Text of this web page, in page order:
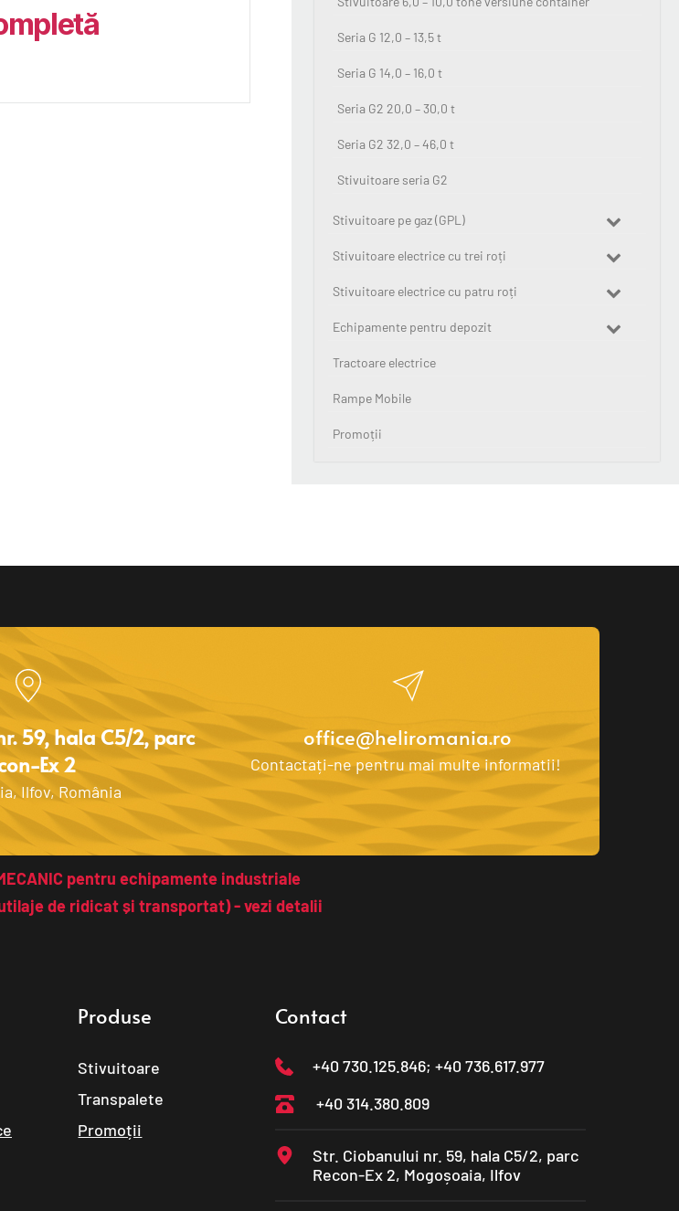
Seria G 12,0 – 13,5 t
Seria G 14,0 – 16,0 t
Seria G2 20,0 – 30,0 t
Seria G2 32,0 – 46,0 t
Stivuitoare seria G2
Stivuitoare pe gaz (GPL)
Stivuitoare electrice cu trei roți
Stivuitoare electrice cu patru roți
Echipamente pentru depozit
Tractoare electrice
Rampe Mobile
Promoții
59, hala C5/2, parc
Ex 2
Ilfov, România
office@heliromania.ro
Contactați-ne pentru mai multe informatii!
pentru echipamente industriale
de ridicat și transportat) - vezi detalii
Produse
Stivuitoare
Transpalete
Promoții
Contact
+40 730.125.846; +40 736.617.977
+40 314.380.809
Str. Ciobanului nr. 59, hala C5/2, parc
Recon-Ex 2, Mogoșoaia, Ilfov